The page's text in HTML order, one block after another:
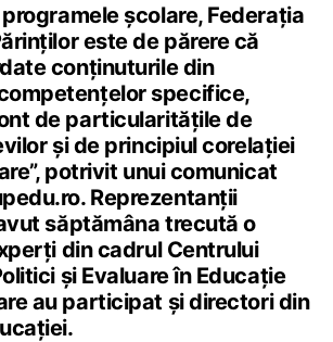
școlare, Federația
este de părere că
conținuturile din
specifice,
de particularitățile de
și de principiul corelației
potrivit unui comunicat
Reprezentanții
săptămâna trecută o
din cadrul Centrului
și Evaluare în Educație
au participat și directori din